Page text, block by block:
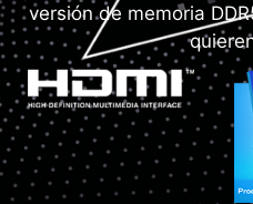
versión de memoria